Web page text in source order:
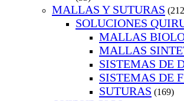
MALLAS Y SUTURAS
SOLUCIONES
MALLAS
MALLAS
SISTEMAS DE
SISTEMAS DE
SUTURAS (169)